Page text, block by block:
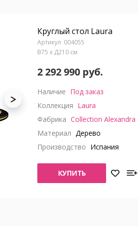
Круглый стол Laura
004055
В75 x Д210 см
2 292 990 руб.
Наличие Под заказ
Коллекция Laura
Фабрика Collection Alexandra
Материал Дерево
Производство Испания
КУПИТЬ